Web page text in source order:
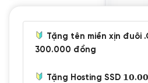
Tặng tên miền xịn đuôi
300.000 đồng
Tặng Hosting SSD